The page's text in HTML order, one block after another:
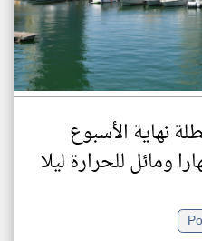
نهاية الأسبوع
ومائل للحرارة ليلا